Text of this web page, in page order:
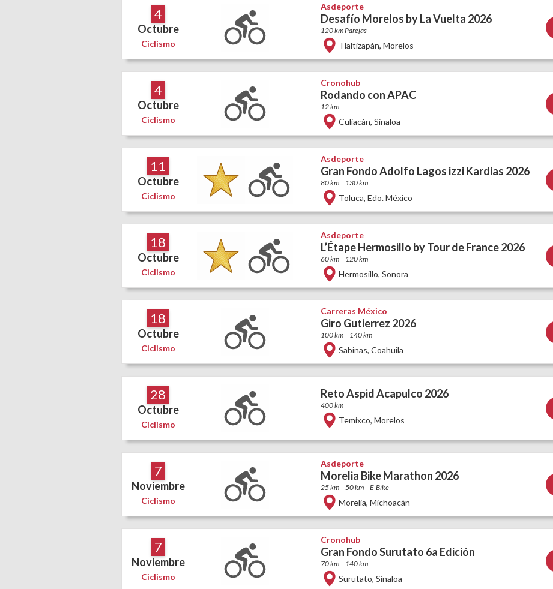
4
Octubre
Ciclismo
Asdeporte
Desafío Morelos by La Vuelta 2026
120 km Parejas
Tlaltizapán, Morelos
4
Octubre
Ciclismo
Cronohub
Rodando con APAC
12 km
Culiacán, Sinaloa
11
Octubre
Ciclismo
Asdeporte
Gran Fondo Adolfo Lagos izzi Kardias 2026
80 km 130 km
Toluca, Edo. México
18
Octubre
Ciclismo
Asdeporte
L’Étape Hermosillo by Tour de France 2026
60 km 120 km
Hermosillo, Sonora
18
Octubre
Ciclismo
Carreras México
Giro Gutierrez 2026
100 km 140 km
Sabinas, Coahuila
28
Octubre
Ciclismo
Reto Aspid Acapulco 2026
400 km
Temixco, Morelos
7
Noviembre
Ciclismo
Asdeporte
Morelia Bike Marathon 2026
25 km 50 km E-Bike
Morelia, Michoacán
7
Noviembre
Ciclismo
Cronohub
Gran Fondo Surutato 6a Edición
70 km 140 km
Surutato, Sinaloa